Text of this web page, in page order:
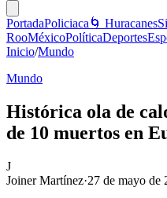
PortadaPoliciaca 🌀 Huracanes
RooMéxicoPolíticaDeportes
Inicio/Mundo
Mundo
Histórica ola de
de 10 muertos en
J
Joiner Martínez·27 de mayo de